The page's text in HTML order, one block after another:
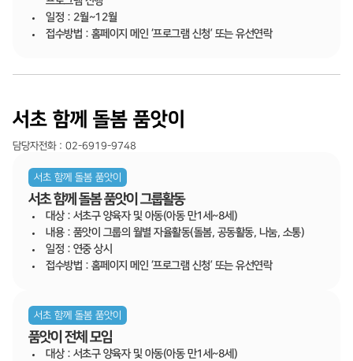
일정 : 2월~12월
접수방법 : 홈페이지 메인 ‘프로그램 신청’ 또는 유선연락
서초 함께 돌봄 품앗이
담당자전화 : 02-6919-9748
서초 함께 돌봄 품앗이
서초 함께 돌봄 품앗이 그룹활동
대상 : 서초구 양육자 및 아동(아동 만1세~8세)
내용 : 품앗이 그룹의 월별 자율활동(돌봄, 공동활동, 나눔, 소통)
일정 : 연중 상시
접수방법 : 홈페이지 메인 ‘프로그램 신청’ 또는 유선연락
서초 함께 돌봄 품앗이
품앗이 전체 모임
대상 : 서초구 양육자 및 아동(아동 만1세~8세)